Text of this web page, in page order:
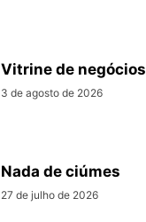
Vitrine de negócios
3 de agosto de 2026
Nada de ciúmes
27 de julho de 2026